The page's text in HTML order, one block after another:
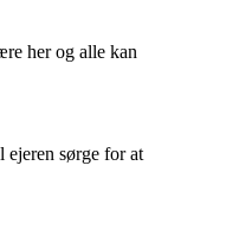
her og alle kan
ejeren sørge for at